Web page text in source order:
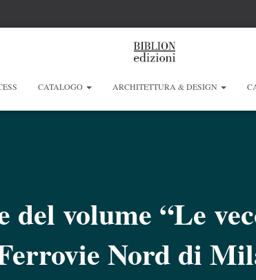
CATALOGO ARCHITETTURA & DESIGN
del volume “Le
Nord di